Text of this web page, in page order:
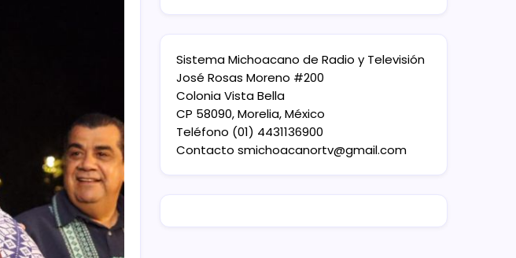
Sistema Michoacano de Radio y Televisión
José Rosas Moreno #200
Colonia Vista Bella
CP 58090, Morelia, México
Teléfono (01) 4431136900
Contacto smichoacanortv@gmail.com